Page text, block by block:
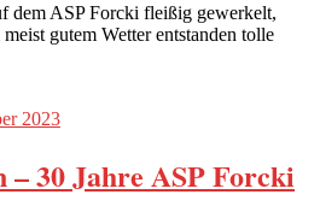
dem ASP Forcki fleißig gewerkelt,
gutem Wetter entstanden tolle
2023
– 30 Jahre ASP Forcki